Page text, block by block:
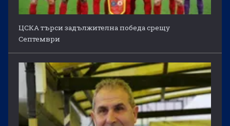
ЦСКА търси задължителна победа срещу
Септември